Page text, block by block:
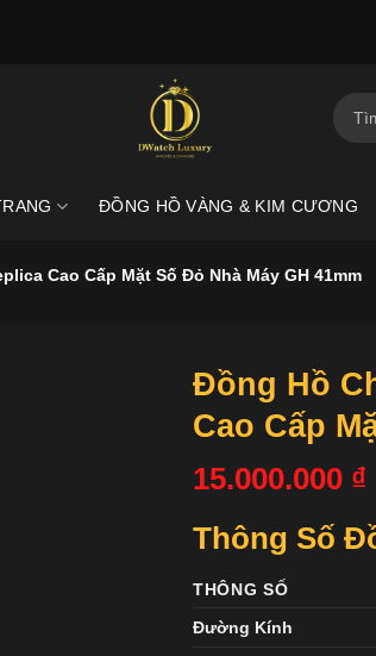
Tìm
kiếm:
ĐỒNG HỒ VÀNG & KIM CƯƠNG
Cao Cấp Mặt Số Đỏ Nhà Máy GH 41mm
Đồng Hồ
Cao Cấp
15.000.000 ₫
Thông Số
THÔNG SỐ
Đường Kính